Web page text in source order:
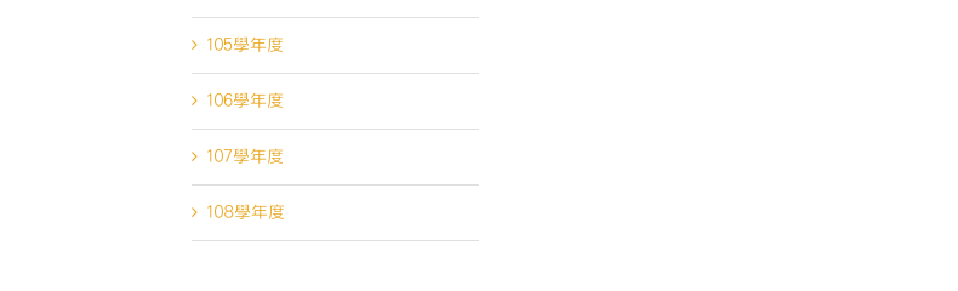
105學年度
106學年度
107學年度
108學年度